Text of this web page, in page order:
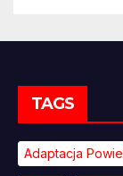
TAGS
Adaptacja